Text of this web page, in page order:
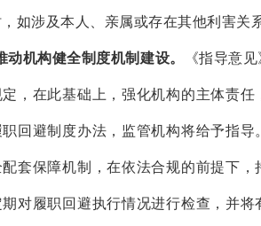
如涉及本人、亲属或存在其他利害关
动机构健全制度机制建设。 《指导意
，在此基础上，强化机构的主体责
回避制度办法，监管机构将给予指
套保障机制，在依法合规的前提下
对履职回避执行情况进行检查，并